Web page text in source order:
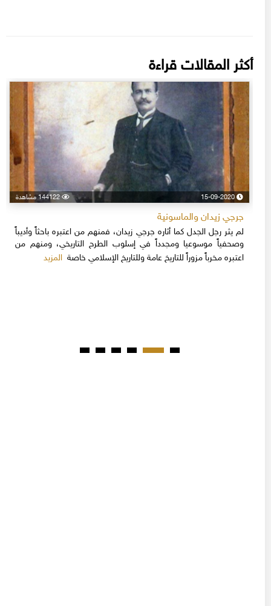
أكثر المقالات قراءة
15-09-2020 144122 مشاهدة
جرجي زيدان والماسونية
لم يثر رجل الجدل كما أثاره جرجي زيدان، فمنهم من اعتبره باحثاً وأديباً
وصحفياً موسوعيا ومجدداً في إسلوب الطرح التاريخي، ومنهم من
اعتبره مخرباً مزوراً للتاريخ عامة وللتاريخ الإسلامي خاصةالمزيد